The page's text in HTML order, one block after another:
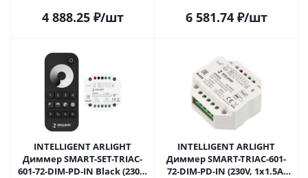
4 888.25₽/шт
Сочи
6 581.74₽/шт
INTELLIGENT ARLIGHT
Диммер SMART-SET-TRIAC-
601-72-DIM-PD-IN Black (230V,
INTELLIGENT ARLIGHT
Диммер SMART-TRIAC-601-
72-DIM-PD-IN (230V, 1x1.5A,